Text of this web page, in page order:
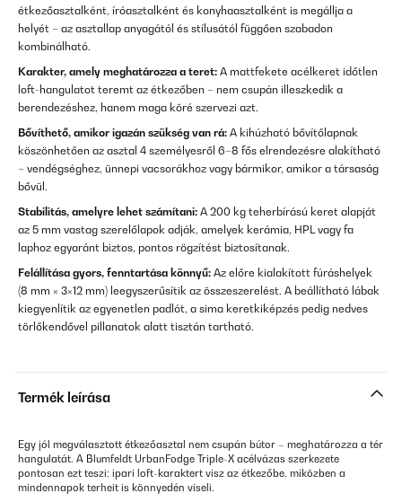
étkezőasztalként, íróasztalként és konyhaasztalként is megállja a
helyét – az asztallap anyagától és stílusától függően szabadon
kombinálható.
Karakter, amely meghatározza a teret: A mattfekete acélkeret időtlen
loft-hangulatot teremt az étkezőben – nem csupán illeszkedik a
berendezéshez, hanem maga köré szervezi azt.
Bővíthető, amikor igazán szükség van rá: A kihúzható bővítőlapnak
köszönhetően az asztal 4 személyesről 6–8 fős elrendezésre alakítható
– vendégséghez, ünnepi vacsorákhoz vagy bármikor, amikor a társaság
bővül.
Stabilitás, amelyre lehet számítani: A 200 kg teherbírású keret alapját
az 5 mm vastag szerelőlapok adják, amelyek kerámia, HPL vagy fa
laphoz egyaránt biztos, pontos rögzítést biztosítanak.
Felállítása gyors, fenntartása könnyű: Az előre kialakított fúráshelyek
(8 mm × 3×12 mm) leegyszerűsítik az összeszerelést. A beállítható lábak
kiegyenlítik az egyenetlen padlót, a sima keretkiképzés pedig nedves
törlőkendővel pillanatok alatt tisztán tartható.
Termék leírása
Egy jól megválasztott étkezőasztal nem csupán bútor – meghatározza a tér
hangulatát. A Blumfeldt UrbanFodge Triple-X acélvázas szerkezete
pontosan ezt teszi: ipari loft-karaktert visz az étkezőbe, miközben a
mindennapok terheit is könnyedén viseli.